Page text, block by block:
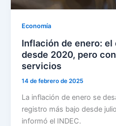
Economía
Inflación de enero: el
desde 2020, pero
servicios
14 de febrero de 2025
La inflación de enero se
registro más bajo desde
informó el INDEC.